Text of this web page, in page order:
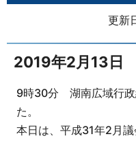
更新
2019年2月13日
9時30分 湖南広域行政
た。
本日は、平成31年2月